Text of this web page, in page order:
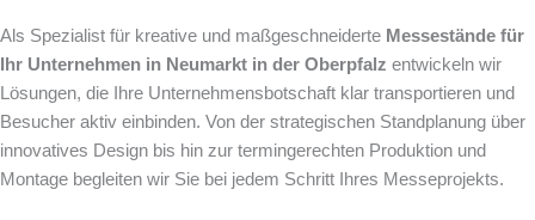
Als Spezialist für kreative und maßgeschneiderte Messestände für
Ihr Unternehmen in Neumarkt in der Oberpfalz entwickeln wir
Lösungen, die Ihre Unternehmensbotschaft klar transportieren und
Besucher aktiv einbinden. Von der strategischen Standplanung über
innovatives Design bis hin zur termingerechten Produktion und
Montage begleiten wir Sie bei jedem Schritt Ihres Messeprojekts.